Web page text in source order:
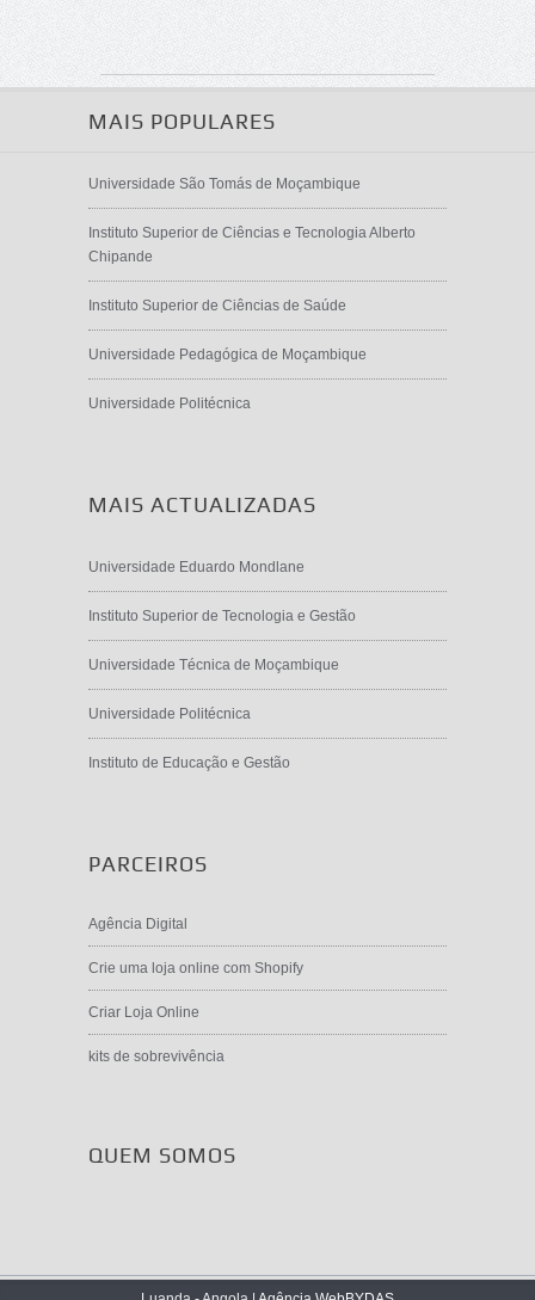
MAIS POPULARES
Universidade São Tomás de Moçambique
Instituto Superior de Ciências e Tecnologia Alberto
Chipande
Instituto Superior de Ciências de Saúde
Universidade Pedagógica de Moçambique
Universidade Politécnica
MAIS ACTUALIZADAS
Universidade Eduardo Mondlane
Instituto Superior de Tecnologia e Gestão
Universidade Técnica de Moçambique
Universidade Politécnica
Instituto de Educação e Gestão
PARCEIROS
Agência Digital
Crie uma loja online com Shopify
Criar Loja Online
kits de sobrevivência
QUEM SOMOS